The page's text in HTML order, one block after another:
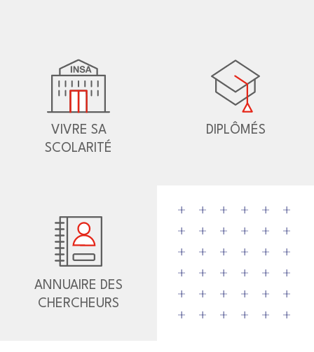
VIVRE SA
SCOLARITÉ
DIPLÔMÉS
ANNUAIRE DES
CHERCHEURS